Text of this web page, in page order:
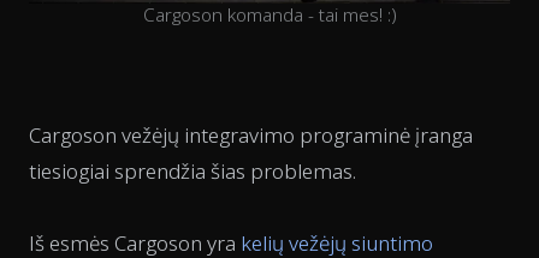
Cargoson komanda - tai mes! :)
Cargoson vežėjų integravimo programinė įranga
tiesiogiai sprendžia šias problemas.
Iš esmės Cargoson yra kelių vežėjų siuntimo